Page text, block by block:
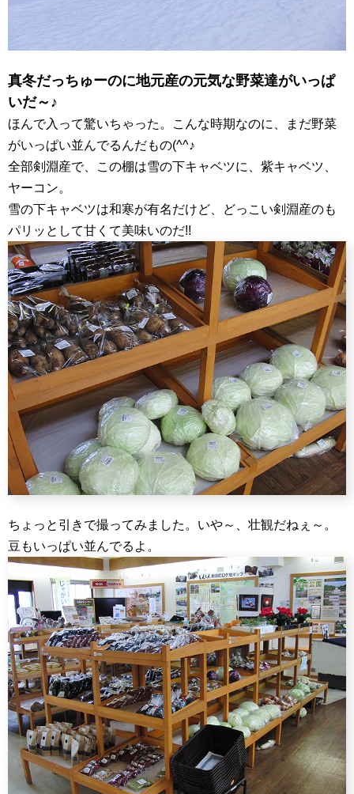
真冬だっちゅーのに地元産の元気な野菜達がいっぱ
いだ～♪
ほんで入って驚いちゃった。こんな時期なのに、まだ野菜
がいっぱい並んでるんだもの(^^♪
全部剣淵産で、この棚は雪の下キャベツに、紫キャベツ、
ヤーコン。
雪の下キャベツは和寒が有名だけど、どっこい剣淵産のも
パリッとして甘くて美味いのだ!!
ちょっと引きで撮ってみました。いや～、壮観だねぇ～。
豆もいっぱい並んでるよ。